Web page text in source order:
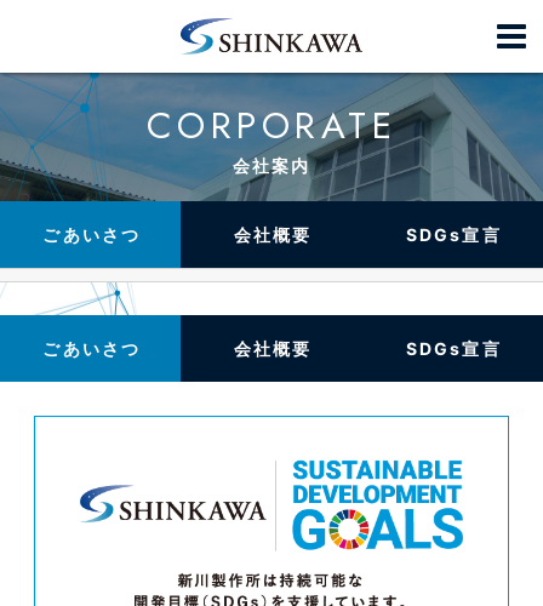
CORPORATE
会社案内
ごあいさつ 会社概要 SDGs宣言
ごあいさつ 会社概要 SDGs宣言